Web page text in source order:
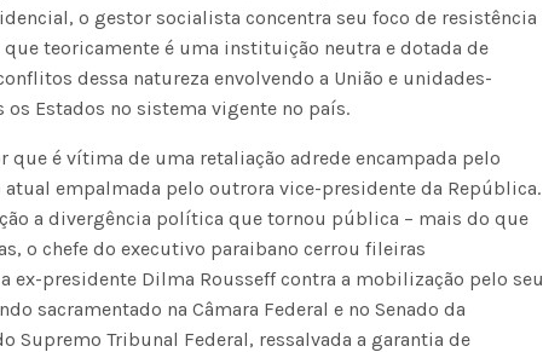
o gestor socialista concentra seu foco de resistência
teoricamente é uma instituição neutra e dotada de
dessa natureza envolvendo a União e unidades-
Estados no sistema vigente no país.
que é vítima de uma retaliação adrede encampada pelo
atual empalmada pelo outrora vice-presidente da República.
a divergência política que tornou pública – mais do que
o chefe do executivo paraibano cerrou fileiras
ex-presidente Dilma Rousseff contra a mobilização pelo seu
sacramentado na Câmara Federal e no Senado da
Supremo Tribunal Federal, ressalvada a garantia de